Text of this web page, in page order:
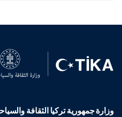
وزارة جمهورية تركيا الثقافة